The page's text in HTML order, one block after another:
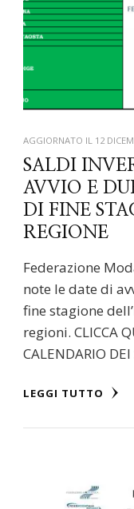
AGGIORNATO IL 12
SALDI
AVVIO E
DI FINE
REGIONE
Federazione
note le date di
fine stagione
regioni. CLICCA
CALENDARIO
LEGGI TUTTO